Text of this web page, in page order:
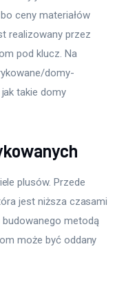
ceny materiałów
realizowany przez
pod klucz. Na
domy-
takie domy
plusów. Przede
jest niższa czasami
metodą
może być oddany